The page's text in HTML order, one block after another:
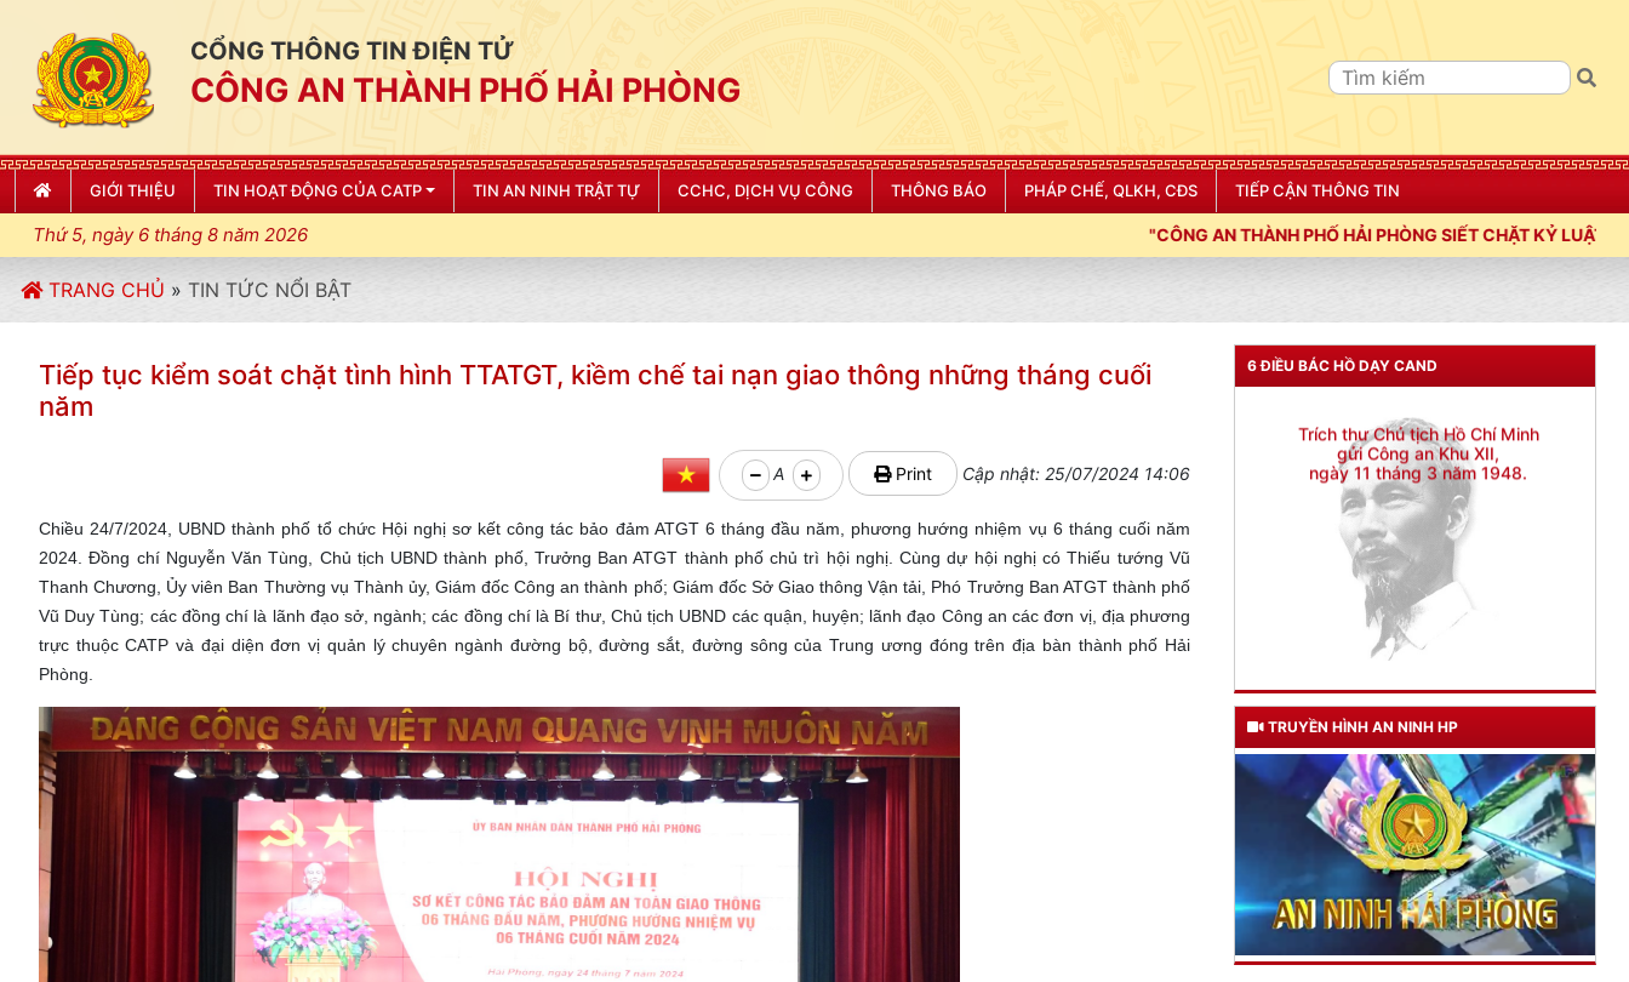
CỔNG THÔNG TIN ĐIỆN TỬ
CÔNG AN THÀNH PHỐ HẢI PHÒNG
GIỚI THIỆU TIN HOẠT ĐỘNG CỦA CATP TIN AN NINH TRẬT TỰ CCHC, DỊCH VỤ CÔNG THÔNG BÁO PHÁP CHẾ, QLKH, CĐS TIẾP CẬN THÔNG TIN
Thứ 5, ngày 6 tháng 8 năm 2026 "CÔNG AN THÀNH PHỐ HẢI PHÒNG SIẾT CHẶT KỶ LUẬT, KỶ CƯƠNG, ĐIỀU LỆNH; XÂY DỰNG NẾP
TRANG CHỦ » TIN TỨC NỔI BẬT
Tiếp tục kiểm soát chặt tình hình TTATGT, kiềm chế tai nạn giao thông những tháng cuối
năm
A Print Cập nhật: 25/07/2024 14:06
Chiều 24/7/2024, UBND thành phố tổ chức Hội nghị sơ kết công tác bảo đảm ATGT 6 tháng đầu năm, phương hướng nhiệm vụ 6 tháng cuối năm
2024. Đồng chí Nguyễn Văn Tùng, Chủ tịch UBND thành phố, Trưởng Ban ATGT thành phố chủ trì hội nghị. Cùng dự hội nghị có Thiếu tướng Vũ
Thanh Chương, Ủy viên Ban Thường vụ Thành ủy, Giám đốc Công an thành phố; Giám đốc Sở Giao thông Vận tải, Phó Trưởng Ban ATGT thành phố
Vũ Duy Tùng; các đồng chí là lãnh đạo sở, ngành; các đồng chí là Bí thư, Chủ tịch UBND các quận, huyện; lãnh đạo Công an các đơn vị, địa phương
trực thuộc CATP và đại diện đơn vị quản lý chuyên ngành đường bộ, đường sắt, đường sông của Trung ương đóng trên địa bàn thành phố Hải
Phòng.
6 ĐIỀU BÁC HỒ DẠY CAND
TƯ CÁCH
NGƯỜI CÔNG AN CÁCH MỆNH LÀ:
TRUYỀN HÌNH AN NINH HP